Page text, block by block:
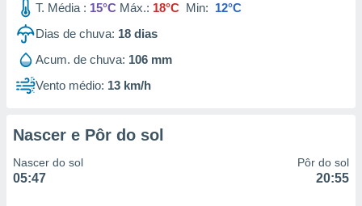
T. Média : 15°C Máx.: 18°C Min: 12°C
Dias de chuva: 18 dias
Acum. de chuva: 106 mm
Vento médio: 13 km/h
Nascer e Pôr do sol
Nascer do sol
05:47
Pôr do sol
20:55